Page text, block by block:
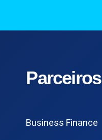
Parceiros
Business Finance